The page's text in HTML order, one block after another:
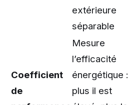
extérieure
séparable
Coefficient
de
Mesure
l’efficacité
énergétique :
plus il est